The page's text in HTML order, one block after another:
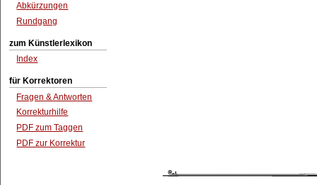
Abkürzungen
Rundgang
zum Künstlerlexikon
Index
für Korrektoren
Fragen & Antworten
Korrekturhilfe
PDF zum Taggen
PDF zur Korrektur